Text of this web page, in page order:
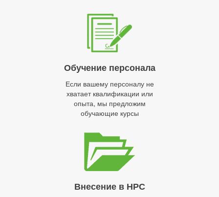
Обучение персонала
Если вашему персоналу не
хватает квалификации или
опыта, мы предложим
обучающие курсы
Внесение в НРС